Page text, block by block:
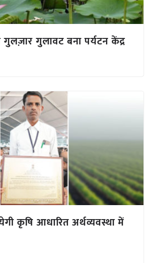
गुलावट बना पर्यटन केंद्र
कृषि आधारित अर्थव्यवस्था में